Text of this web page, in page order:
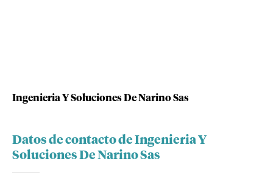
Ingenieria Y Soluciones De Narino Sas
Datos de contacto de Ingenieria Y
Soluciones De Narino Sas